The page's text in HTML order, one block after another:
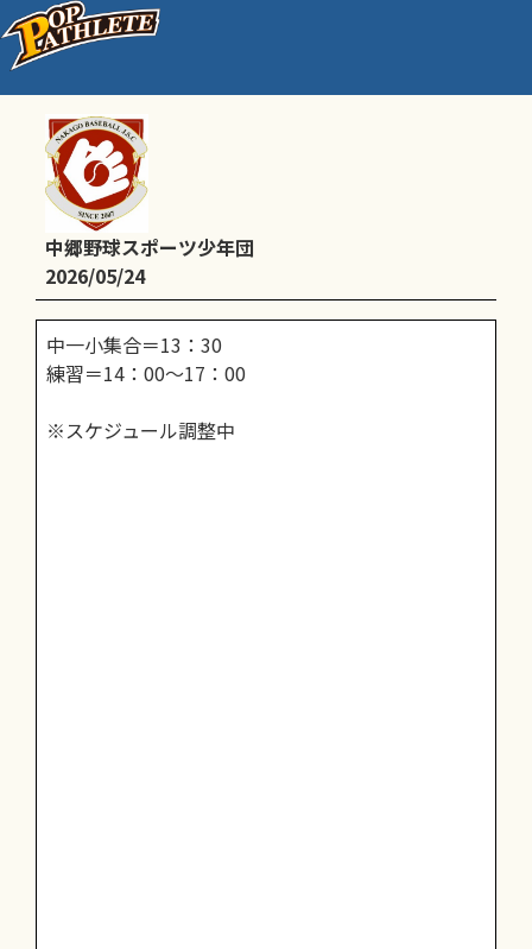
通常練習
中郷野球スポーツ少年団
2026/05/24
中一小集合＝13：30
練習＝14：00～17：00
※スケジュール調整中